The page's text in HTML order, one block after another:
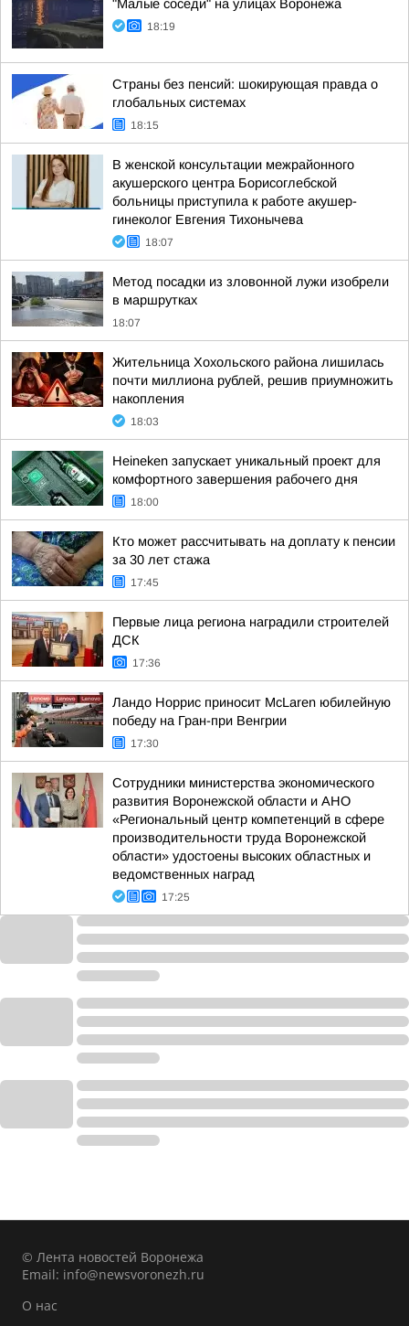
"Малые соседи" на улицах Воронежа
18:19
Страны без пенсий: шокирующая правда о
глобальных системах
18:15
В женской консультации межрайонного
акушерского центра Борисоглебской
больницы приступила к работе акушер-
гинеколог Евгения Тихонычева
18:07
Метод посадки из зловонной лужи изобрели
в маршрутках
18:07
Жительница Хохольского района лишилась
почти миллиона рублей, решив приумножить
накопления
18:03
Heineken запускает уникальный проект для
комфортного завершения рабочего дня
18:00
Кто может рассчитывать на доплату к пенсии
за 30 лет стажа
17:45
Первые лица региона наградили строителей
ДСК
17:36
Ландо Норрис приносит McLaren юбилейную
победу на Гран-при Венгрии
17:30
Сотрудники министерства экономического
развития Воронежской области и АНО
«Региональный центр компетенций в сфере
производительности труда Воронежской
области» удостоены высоких областных и
ведомственных наград
17:25
© Лента новостей Воронежа
Email: info@newsvoronezh.ru
О нас